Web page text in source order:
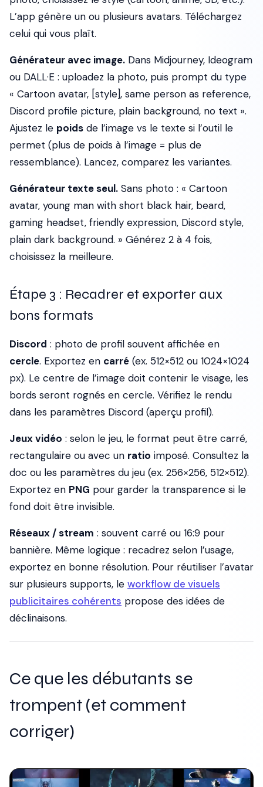
L’app génère un ou plusieurs avatars. Téléchargez
celui qui vous plaît.
Générateur avec image. Dans Midjourney, Ideogram
ou DALL·E : uploadez la photo, puis prompt du type
« Cartoon avatar, [style], same person as reference,
Discord profile picture, plain background, no text ».
Ajustez le poids de l’image vs le texte si l’outil le
permet (plus de poids à l’image = plus de
ressemblance). Lancez, comparez les variantes.
Générateur texte seul. Sans photo : « Cartoon
avatar, young man with short black hair, beard,
gaming headset, friendly expression, Discord style,
plain dark background. » Générez 2 à 4 fois,
choisissez la meilleure.
Étape 3 : Recadrer et exporter aux
bons formats
Discord : photo de profil souvent affichée en
cercle. Exportez en carré (ex. 512×512 ou 1024×1024
px). Le centre de l’image doit contenir le visage, les
bords seront rognés en cercle. Vérifiez le rendu
dans les paramètres Discord (aperçu profil).
Jeux vidéo : selon le jeu, le format peut être carré,
rectangulaire ou avec un ratio imposé. Consultez la
doc ou les paramètres du jeu (ex. 256×256, 512×512).
Exportez en PNG pour garder la transparence si le
fond doit être invisible.
Réseaux / stream : souvent carré ou 16:9 pour
bannière. Même logique : recadrez selon l’usage,
exportez en bonne résolution. Pour réutiliser l’avatar
sur plusieurs supports, le workflow de visuels
publicitaires cohérents propose des idées de
déclinaisons.
Ce que les débutants se
trompent (et comment
corriger)